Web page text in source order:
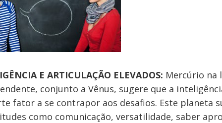
E ARTICULAÇÃO ELEVADOS: Mercúrio na
conjunto a Vênus, sugere que a
fator a se contrapor aos desafios. Este planeta
como comunicação, versatilidade, saber